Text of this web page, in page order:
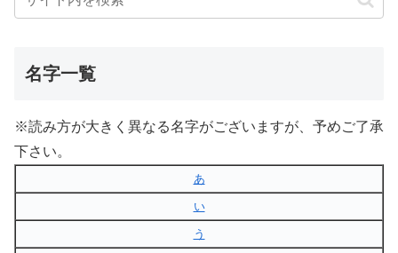
名字一覧
※読み方が大きく異なる名字がございますが、予めご了承
下さい。
あ
い
う